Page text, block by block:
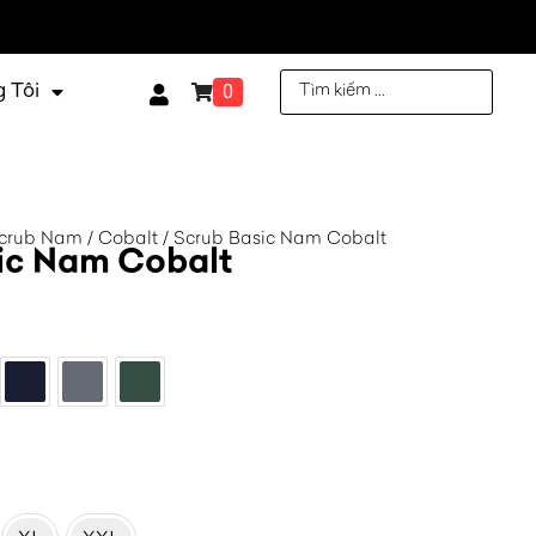
Tôi 0
Nam / Cobalt / Scrub Basic Nam Cobalt
Nam Cobalt